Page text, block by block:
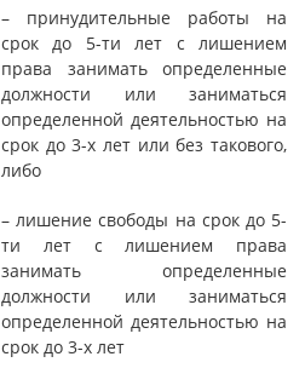
– принудительные работы на
срок до 5-ти лет с лишением
права занимать определенные
должности или заниматься
определенной деятельностью на
срок до 3-х лет или без такового,
либо
– лишение свободы на срок до 5-
ти лет с лишением права
занимать определенные
должности или заниматься
определенной деятельностью на
срок до 3-х лет